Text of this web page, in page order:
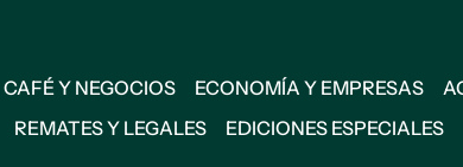
CAFÉ Y NEGOCIOS ECONOMÍA Y EMPRESAS
REMATES Y LEGALES EDICIONES ESPECIALES